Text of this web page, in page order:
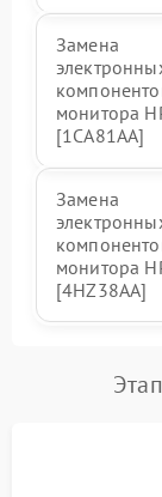
Замена
монитора
[1CA81AA]
Замена
монитора
[4HZ38AA]